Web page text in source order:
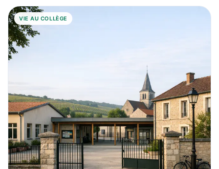
VIE AU COLLÈGE